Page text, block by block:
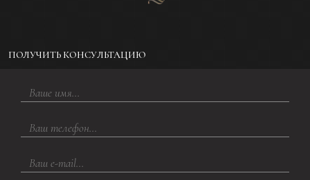
ПОЛУЧИТЬ КОНСУЛЬТАЦИЮ